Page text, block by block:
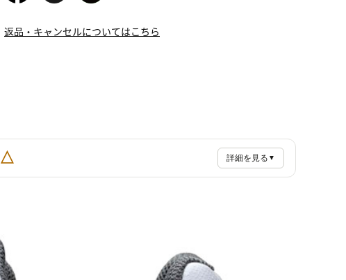
返品・キャンセルについてはこちら
△ 詳細を見る ▼